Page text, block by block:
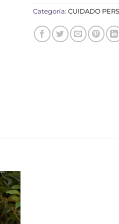
Categoría: CUIDADO